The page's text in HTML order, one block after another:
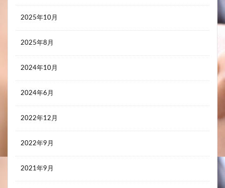
2025年10月
2025年8月
2024年10月
2024年6月
2022年12月
2022年9月
2021年9月